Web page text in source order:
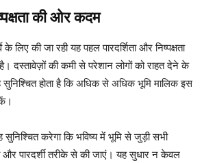
की ओर कदम
के लिए की जा रही यह पहल पारदर्शिता और निष्पक्षता
दस्तावेज़ों की कमी से परेशान लोगों को राहत देने के
होता है कि अधिक से अधिक भूमि मालिक इस
करेगा कि भविष्य में भूमि से जुड़ी सभी
और पारदर्शी तरीके से की जाएं। यह सुधार न केवल